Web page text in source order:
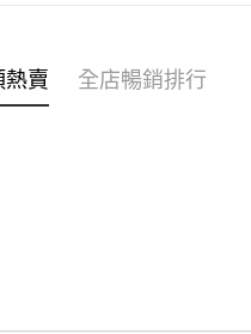
賣 全店暢銷排行